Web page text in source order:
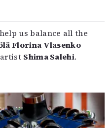
us balance all the
Florina Vlasenko
Shima Salehi.